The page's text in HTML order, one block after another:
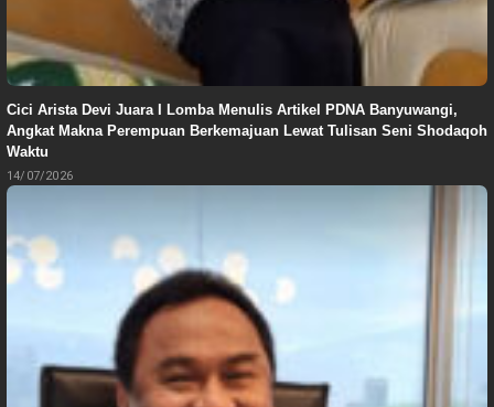
Cici Arista Devi Juara I Lomba Menulis Artikel PDNA Banyuwangi,
Angkat Makna Perempuan Berkemajuan Lewat Tulisan Seni Shodaqoh
Waktu
14/07/2026